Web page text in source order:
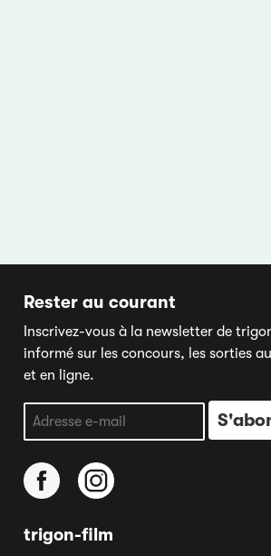
Rester au courant
Inscrivez-vous à la newsletter de
informé sur les concours, les sorties
et en ligne.
trigon-film